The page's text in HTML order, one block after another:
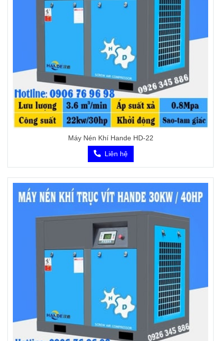
Máy Nén Khí Hande HD-22
Liên hệ